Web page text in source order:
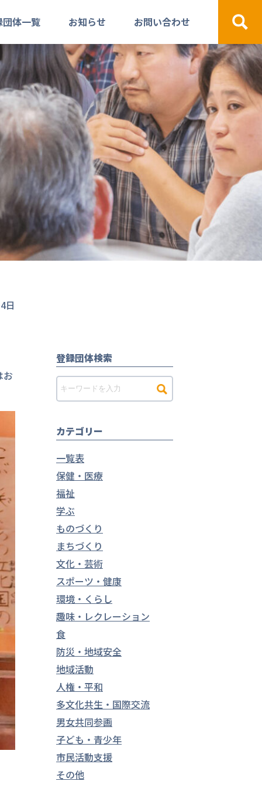
団体一覧 お知らせ お問い合わせ
検索
日
お
登録団体検索
カテゴリー
一覧表
保健・医療
福祉
学ぶ
ものづくり
まちづくり
文化・芸術
スポーツ・健康
環境・くらし
趣味・レクレーション
食
防災・地域安全
地域活動
人権・平和
多文化共生・国際交流
男女共同参画
子ども・青少年
市民活動支援
その他